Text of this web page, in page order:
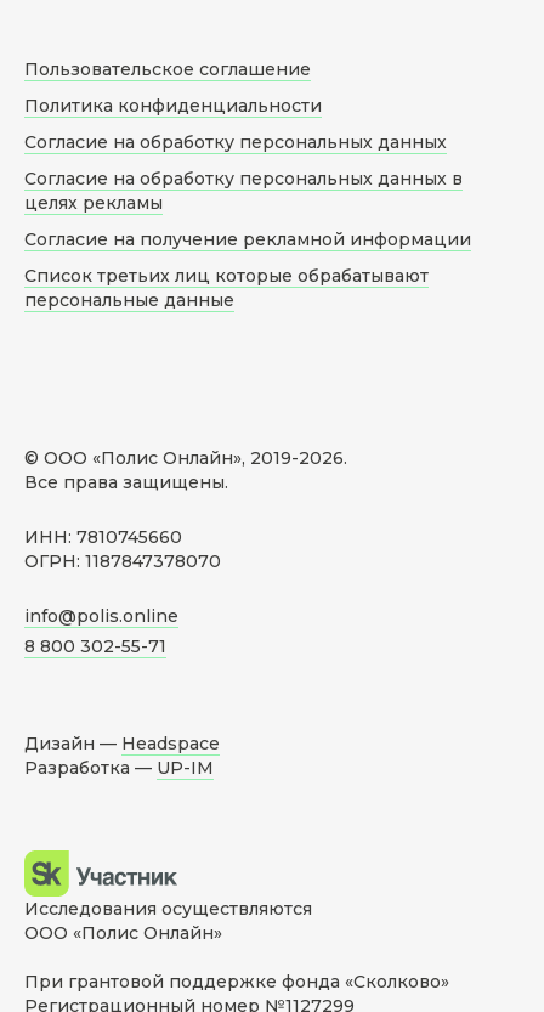
© ООО «Полис Онлайн», 2019-2026.
Все права защищены.
ИНН: 7810745660
ОГРН: 1187847378070
info@polis.online
8 800 302-55-71
Пользовательское соглашение
Политика конфиденциальности
Согласие на обработку персональных данных
Согласие на обработку персональных данных в
целях рекламы
Согласие на получение рекламной информации
Список третьих лиц которые обрабатывают
персональные данные
Дизайн — Headspace
Разработка — UP-IM
Исследования осуществляются
ООО «Полис Онлайн»
При грантовой поддержке фонда «Сколково»
Регистрационный номер №1127299